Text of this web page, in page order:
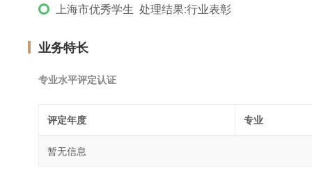
上海市优秀学生 处理结果:行业表彰
业务特长
专业水平评定认证
评定年度 专业
暂无信息